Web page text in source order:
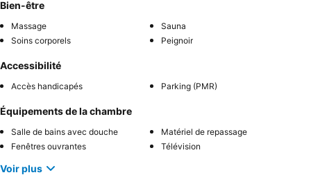
Bien-être
Massage
Sauna
Soins corporels
Peignoir
Accessibilité
Accès handicapés Parking (PMR)
Équipements de la chambre
Salle de bains avec douche
Matériel de repassage
Fenêtres ouvrantes
Télévision
Voir plus